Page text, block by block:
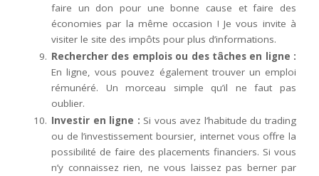
faire un don pour une bonne cause et faire des
économies par la même occasion ! Je vous invite à
visiter le site des impôts pour plus d’informations.
Rechercher des emplois ou des tâches en ligne :
En ligne, vous pouvez également trouver un emploi
rémunéré. Un morceau simple qu’il ne faut pas
oublier.
Investir en ligne : Si vous avez l’habitude du trading
ou de l’investissement boursier, internet vous offre la
possibilité de faire des placements financiers. Si vous
n’y connaissez rien, ne vous laissez pas berner par